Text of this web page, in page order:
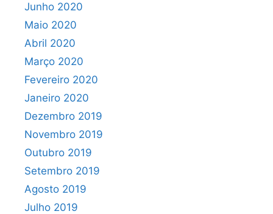
Junho 2020
Maio 2020
Abril 2020
Março 2020
Fevereiro 2020
Janeiro 2020
Dezembro 2019
Novembro 2019
Outubro 2019
Setembro 2019
Agosto 2019
Julho 2019